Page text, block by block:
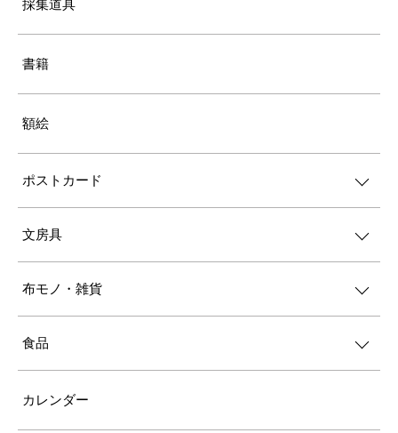
採集道具
書籍
額絵
ポストカード
文房具
布モノ・雑貨
食品
カレンダー